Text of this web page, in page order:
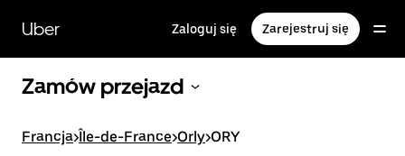
głównej
zawartości
Uber Zaloguj się Zarejestruj się
Zamów przejazd
Francja>Île-de-France>Orly>ORY